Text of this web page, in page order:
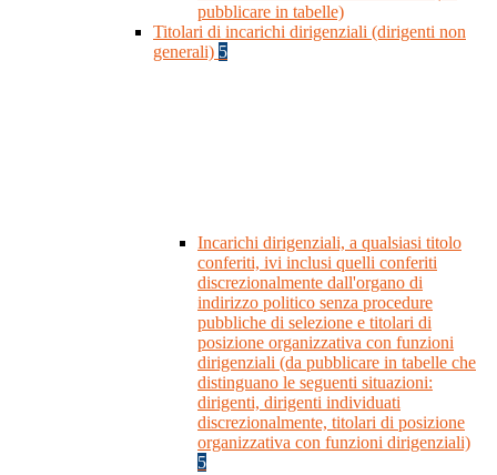
pubblicare in tabelle)
Titolari di incarichi dirigenziali (dirigenti non
generali) 5
Incarichi dirigenziali, a qualsiasi titolo
conferiti, ivi inclusi quelli conferiti
discrezionalmente dall'organo di
indirizzo politico senza procedure
pubbliche di selezione e titolari di
posizione organizzativa con funzioni
dirigenziali (da pubblicare in tabelle che
distinguano le seguenti situazioni:
dirigenti, dirigenti individuati
discrezionalmente, titolari di posizione
organizzativa con funzioni dirigenziali)
5